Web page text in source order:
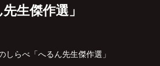
生傑作選」
らべ「へるん先生傑作選」